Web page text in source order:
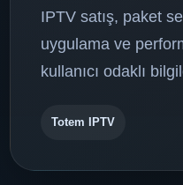
IPTV satış, paket
uygulama ve
kullanıcı odaklı
Totem IPTV